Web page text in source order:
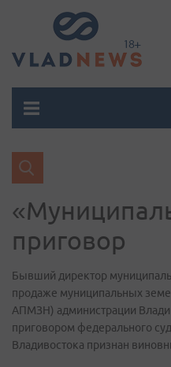
приговор
Бывший директор
продаже муниципальных
АПМЗН) администрации
приговором федерального
Владивостока признан